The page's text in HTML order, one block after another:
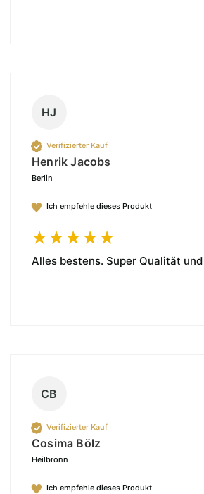
HJ
Verifizierter Kauf
Henrik Jacobs
Berlin
Ich empfehle dieses Produkt
Alles bestens. Super Qualität
CB
Verifizierter Kauf
Cosima Bölz
Heilbronn
Ich empfehle dieses Produkt